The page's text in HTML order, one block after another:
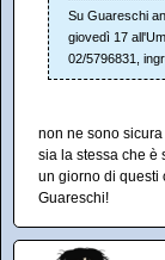
Su Guareschi
giovedì 17
02/5796831,
non ne sono
sia la stessa che è
un giorno di questi
Guareschi!